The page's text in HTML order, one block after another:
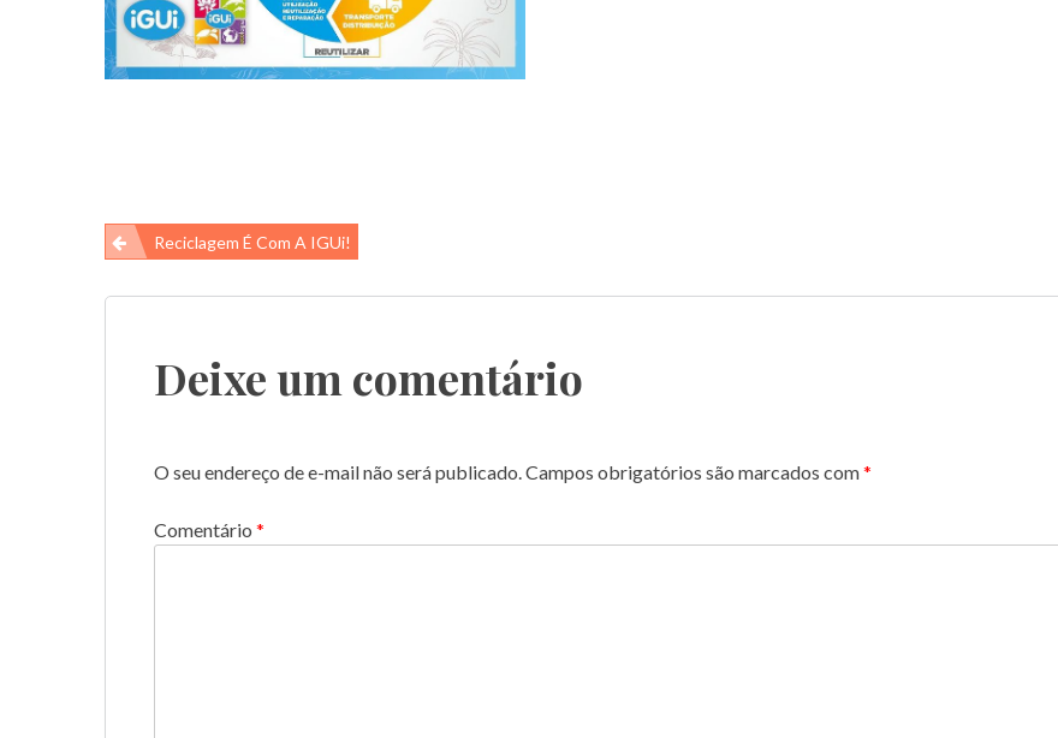
Navegação
de
Reciclagem É Com A IGUi!
Deixe um comentário
O seu endereço de e-mail não será publicado.Campos obrigatórios são marcados com*
Comentário *